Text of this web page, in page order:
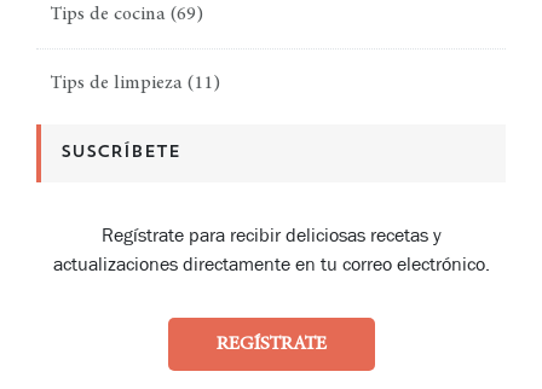
Tips de cocina (69)
Tips de limpieza (11)
SUSCRÍBETE
Regístrate para recibir deliciosas recetas y
actualizaciones directamente en tu correo electrónico.
REGÍSTRATE